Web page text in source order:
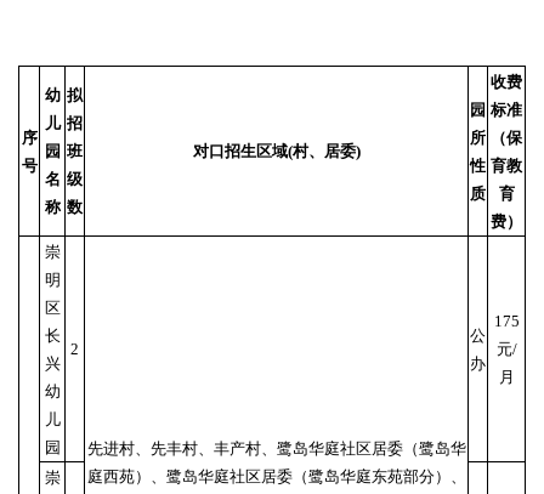
序
号
幼
儿
园
名
称
拟
招
班
级
数
对口招生区域(村、居委)
园
所
性
质
收费
标准
（保
育教
育
费）
崇
明
区
长
兴
幼
儿
园
2
先进村、先丰村、丰产村、鹭岛华庭社区居委（鹭岛华
庭西苑）、鹭岛华庭社区居委（鹭岛华庭东苑部分）、
公
办
175
元/
月
崇